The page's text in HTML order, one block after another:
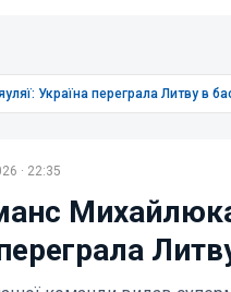
Україна переграла Литву в
· 22:35